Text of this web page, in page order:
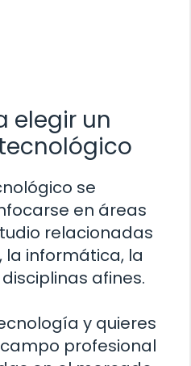
elegir un
se
en áreas
relacionadas
informática, la
afines.
y quieres
profesional